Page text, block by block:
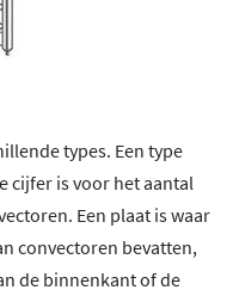
types. Een type
cijfer is voor het aantal
Een plaat is waar
convectoren bevatten,
de binnenkant of de